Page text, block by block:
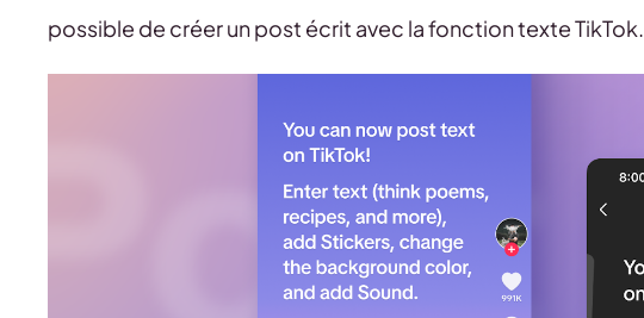
possible de créer un post écrit avec la fonction texte TikTok.